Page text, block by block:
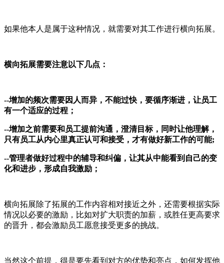
如果他本人是属于这种情况，就需要对其工作进行横向拓展。
横向拓展需要注意以下几点：
--增加的频次需要因人而异，不能过快，要循序渐进，让员工
有一个适应的过程；
--增加之前需要和员工提前沟通，澄清目标，同时让他理解，
只有员工从内心里真正认可和接受，才有做好新工作的可能;
--管理者做好过程中的辅导和纠偏，让其从中能看到自己的变
化和进步，形成自我激励；
横向拓展除了拓展的工作内容相对接近之外，还需要根据实际
情况以必要的激励，比如对扩大职责的加薪，或胜任更高要求
的晋升，都会激励员工愿意接受更多的挑战。
当然这个前提，得是要先看到对方的优势和亮点，如何发挥他